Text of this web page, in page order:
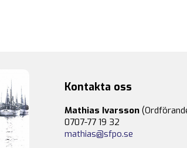
Kontakta oss
Mathias Ivarsson
0707-77 19 32
mathias@sfpo.se